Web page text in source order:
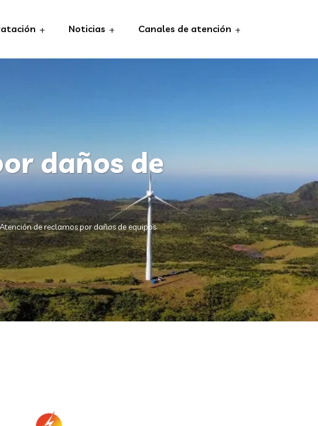
Noticias Canales de atención
daños de
de reclamos por daños de equipos